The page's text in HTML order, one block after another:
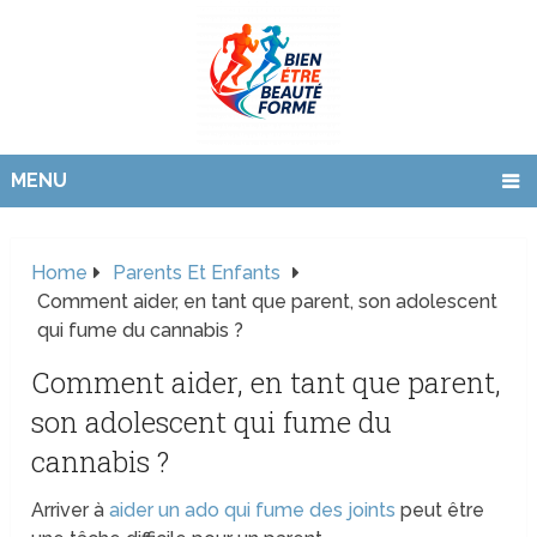
MENU
Home
Parents Et Enfants
Comment aider, en tant que parent, son adolescent
qui fume du cannabis ?
Comment aider, en tant que parent,
son adolescent qui fume du
cannabis ?
Arriver àaider un ado qui fume des joints peut être